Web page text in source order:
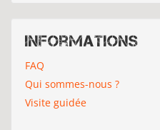
Informations
FAQ
Qui sommes-nous ?
Visite guidée